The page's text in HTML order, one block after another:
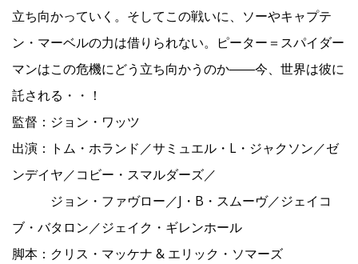
立ち向かっていく。そしてこの戦いに、ソーやキャプテ
ン・マーベルの力は借りられない。ピーター＝スパイダー
マンはこの危機にどう立ち向かうのか――今、世界は彼に
託される・・！
監督：ジョン・ワッツ
出演：トム・ホランド／サミュエル・L・ジャクソン／ゼ
ンデイヤ／コビー・スマルダーズ／
ジョン・ファヴロー／J・B・スムーヴ／ジェイコ
ブ・バタロン／ジェイク・ギレンホール
脚本：クリス・マッケナ & エリック・ソマーズ